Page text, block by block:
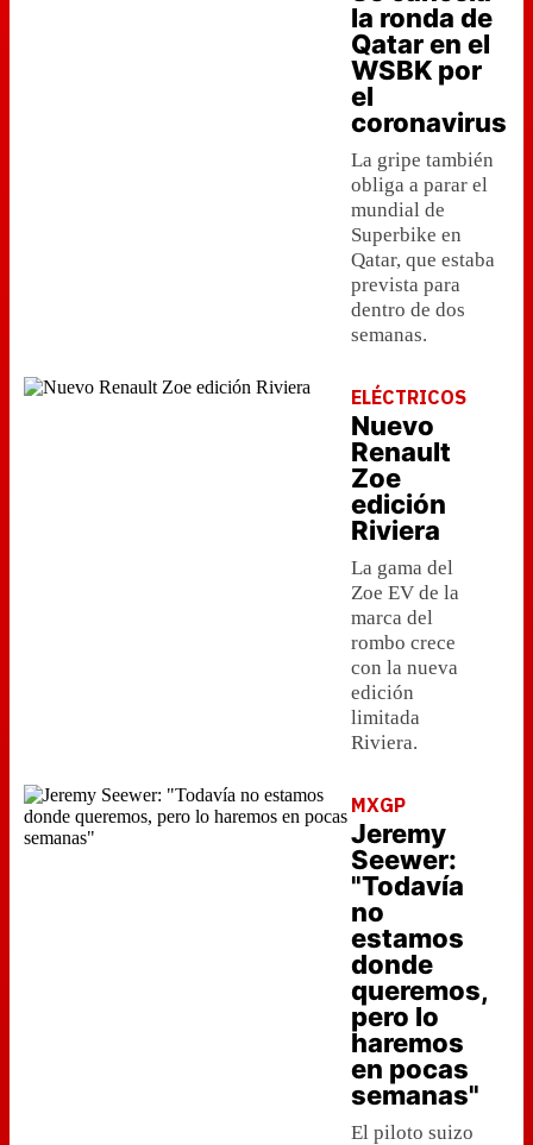
la ronda de
Qatar en el
WSBK por
el
coronavirus
La gripe también
obliga a parar el
mundial de
Superbike en
Qatar, que estaba
prevista para
dentro de dos
semanas.
ELÉCTRICOS
Nuevo
Renault
Zoe
edición
Riviera
La gama del
Zoe EV de la
marca del
rombo crece
con la nueva
edición
limitada
Riviera.
MXGP
Jeremy
Seewer:
"Todavía
no
estamos
donde
queremos,
pero lo
haremos
en pocas
semanas"
El piloto suizo